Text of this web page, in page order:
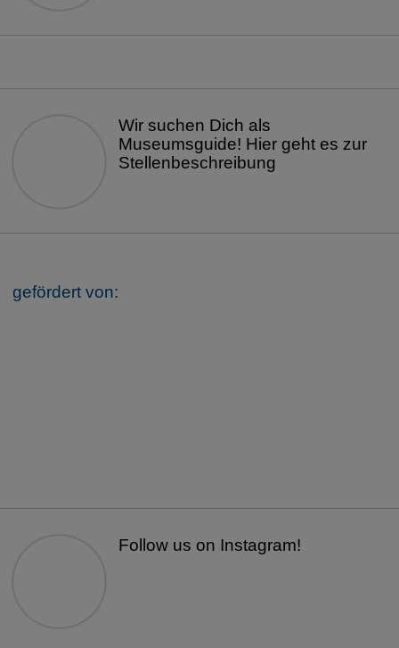
Wir suchen Dich als
Museumsguide! Hier geht es zur
Stellenbeschreibung
gefördert von:
Follow us on Instagram!